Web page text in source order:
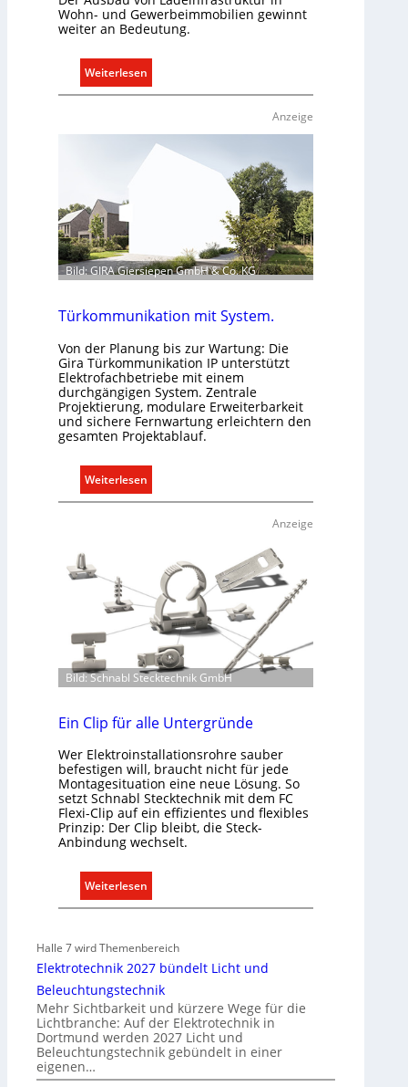
e
n
n
r
g
e
Wohn- und Gewerbeimmobilien gewinnt
weiter an Bedeutung.
Weiterlesen
A
b
E
l
k
r
o
m
o
b
i
d
e
I
m
o
i
l
i
e
n
i
c
h
a
t
Anzeige
Bild: GIRA Giersiepen GmbH & Co. KG
Türkommunikation mit System.
Von der Planung bis zur Wartung: Die
Gira Türkommunikation IP unterstützt
Elektrofachbetriebe mit einem
durchgängigen System. Zentrale
Projektierung, modulare Erweiterbarkeit
und sichere Fernwartung erleichtern den
gesamten Projektablauf.
Weiterlesen
T
m
m
u
n
i
k
t
i
n
m
i
t
s
.
Anzeige
Bild: Schnabl Stecktechnik GmbH
Ein Clip für alle Untergründe
Wer Elektroinstallationsrohre sauber
befestigen will, braucht nicht für jede
Montagesituation eine neue Lösung. So
setzt Schnabl Stecktechnik mit dem FC
Flexi-Clip auf ein effizientes und flexibles
Prinzip: Der Clip bleibt, die Steck-
Anbindung wechselt.
Weiterlesen
E
C
i
p
f
ü
r
Halle 7 wird Themenbereich
Elektrotechnik 2027 bündelt Licht und
Beleuchtungstechnik
Mehr Sichtbarkeit und kürzere Wege für die
Lichtbranche: Auf der Elektrotechnik in
Dortmund werden 2027 Licht und
Beleuchtungstechnik gebündelt in einer
eigenen…